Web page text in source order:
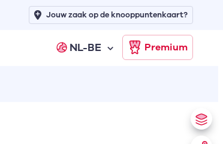
NL-BE Premium
Jouw zaak op de knooppuntenkaart?